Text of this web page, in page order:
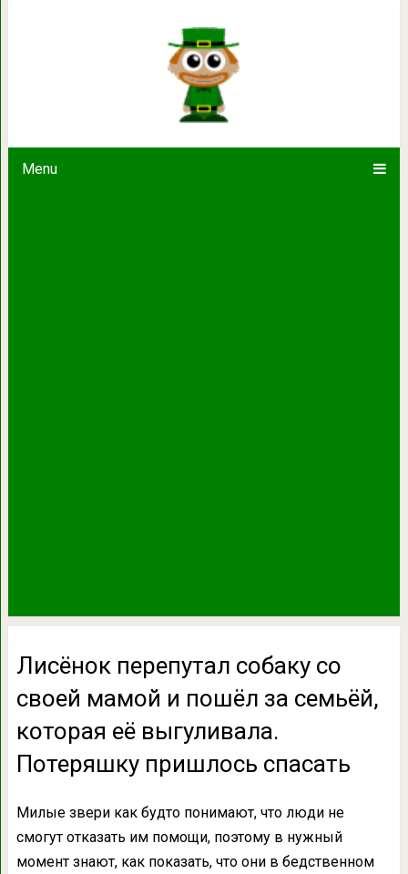
Menu
Лисёнок перепутал собаку со
которая её выгуливала.
Лисёнок перепутал собаку со
своей мамой и пошёл за семьёй,
которая её выгуливала.
Потеряшку пришлось спасать
Милые звери как будто понимают, что люди не
смогут отказать им помощи, поэтому в нужный
момент знают, как показать, что они в бедственном